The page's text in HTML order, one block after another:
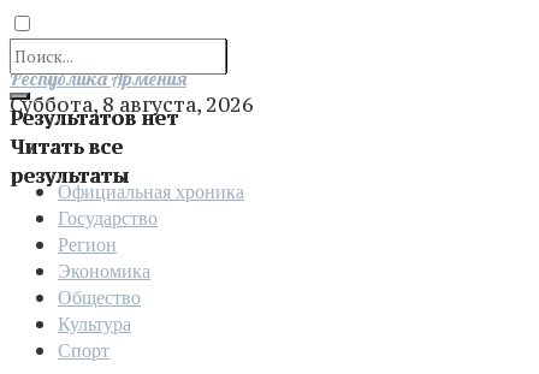
Результатов нет
Читать все
результаты
Отправить
Республика Армения
Суббота, 8 августа, 2026
Официальная хроника
Государство
Регион
Экономика
Общество
Культура
Спорт